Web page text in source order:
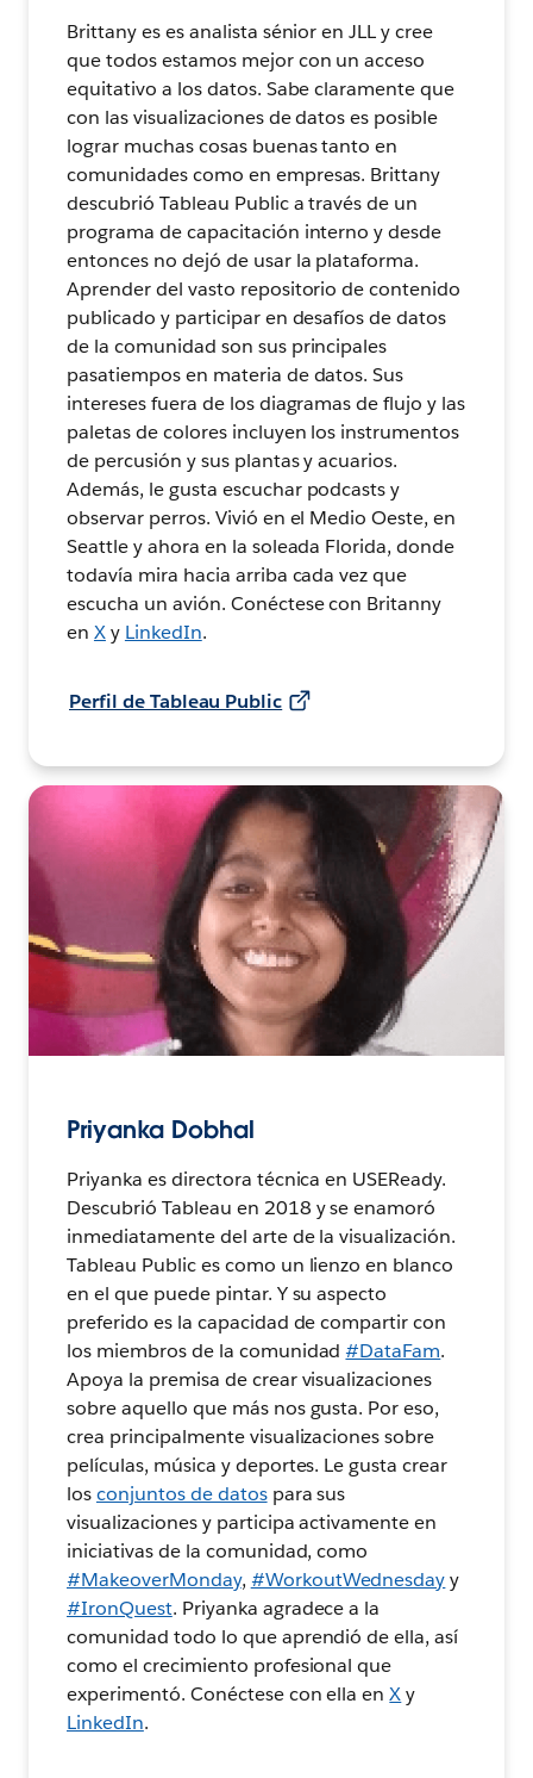
Brittany es es analista sénior en JLL y cree
que todos estamos mejor con un acceso
equitativo a los datos. Sabe claramente que
con las visualizaciones de datos es posible
lograr muchas cosas buenas tanto en
comunidades como en empresas. Brittany
descubrió Tableau Public a través de un
programa de capacitación interno y desde
entonces no dejó de usar la plataforma.
Aprender del vasto repositorio de contenido
publicado y participar en desafíos de datos
de la comunidad son sus principales
pasatiempos en materia de datos. Sus
intereses fuera de los diagramas de flujo y las
paletas de colores incluyen los instrumentos
de percusión y sus plantas y acuarios.
Además, le gusta escuchar podcasts y
observar perros. Vivió en el Medio Oeste, en
Seattle y ahora en la soleada Florida, donde
todavía mira hacia arriba cada vez que
escucha un avión. Conéctese con Britanny
en Xy LinkedIn.
Perfil de Tableau Public
Priyanka Dobhal
Priyanka es directora técnica en USEReady.
Descubrió Tableau en 2018 y se enamoró
inmediatamente del arte de la visualización.
Tableau Public es como un lienzo en blanco
en el que puede pintar. Y su aspecto
preferido es la capacidad de compartir con
los miembros de la comunidad#DataFam.
Apoya la premisa de crear visualizaciones
sobre aquello que más nos gusta. Por eso,
crea principalmente visualizaciones sobre
películas, música y deportes. Le gusta crear
losconjuntos de datospara sus
visualizaciones y participa activamente en
iniciativas de la comunidad, como
#MakeoverMonday, #WorkoutWednesdayy
#IronQuest. Priyanka agradece a la
comunidad todo lo que aprendió de ella, así
como el crecimiento profesional que
experimentó. Conéctese con ella enXy
LinkedIn.